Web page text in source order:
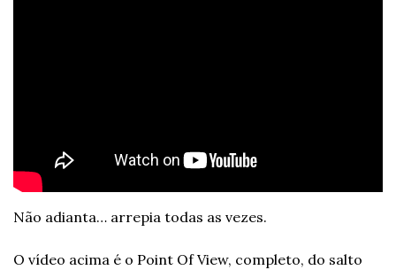
Não adianta… arrepia todas as vezes.
O vídeo acima é o Point Of View, completo, do salto